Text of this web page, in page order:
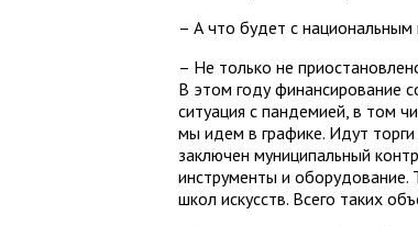
– А что будет с национальным
– Не только не
В этом году финансирование
ситуация с пандемией, в том
мы идем в графике. Идут
заключен муниципальный
инструменты и
школ искусств. Всего таких